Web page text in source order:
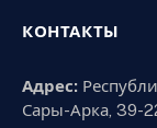
КОНТАКТЫ
Адрес:
Сары-Арка, 39-